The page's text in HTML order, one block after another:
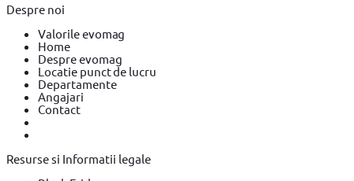
Despre noi
Valorile evomag
Home
Despre evomag
Locatie punct de lucru
Departamente
Angajari
Contact
Resurse si Informatii legale